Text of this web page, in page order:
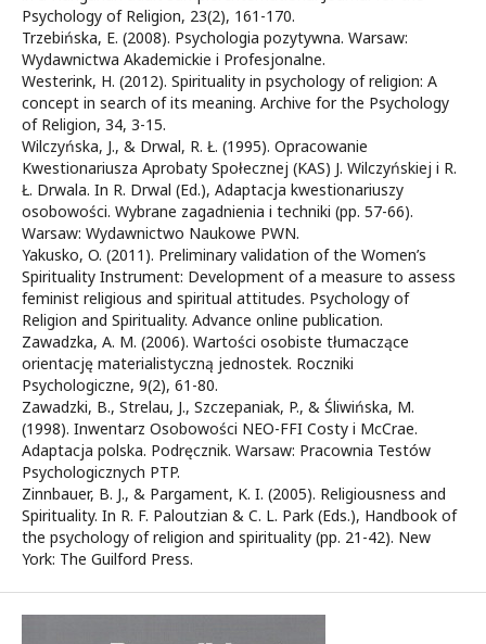
Psychology of Religion, 23(2), 161-170.
Trzebińska, E. (2008). Psychologia pozytywna. Warsaw:
Wydawnictwa Akademickie i Profesjonalne.
Westerink, H. (2012). Spirituality in psychology of religion: A
concept in search of its meaning. Archive for the Psychology
of Religion, 34, 3-15.
Wilczyńska, J., & Drwal, R. Ł. (1995). Opracowanie
Kwestionariusza Aprobaty Społecznej (KAS) J. Wilczyńskiej i R.
Ł. Drwala. In R. Drwal (Ed.), Adaptacja kwestionariuszy
osobowości. Wybrane zagadnienia i techniki (pp. 57-66).
Warsaw: Wydawnictwo Naukowe PWN.
Yakusko, O. (2011). Preliminary validation of the Women’s
Spirituality Instrument: Development of a measure to assess
feminist religious and spiritual attitudes. Psychology of
Religion and Spirituality. Advance online publication.
Zawadzka, A. M. (2006). Wartości osobiste tłumaczące
orientację materialistyczną jednostek. Roczniki
Psychologiczne, 9(2), 61-80.
Zawadzki, B., Strelau, J., Szczepaniak, P., & Śliwińska, M.
(1998). Inwentarz Osobowości NEO-FFI Costy i McCrae.
Adaptacja polska. Podręcznik. Warsaw: Pracownia Testów
Psychologicznych PTP.
Zinnbauer, B. J., & Pargament, K. I. (2005). Religiousness and
Spirituality. In R. F. Paloutzian & C. L. Park (Eds.), Handbook of
the psychology of religion and spirituality (pp. 21-42). New
York: The Guilford Press.